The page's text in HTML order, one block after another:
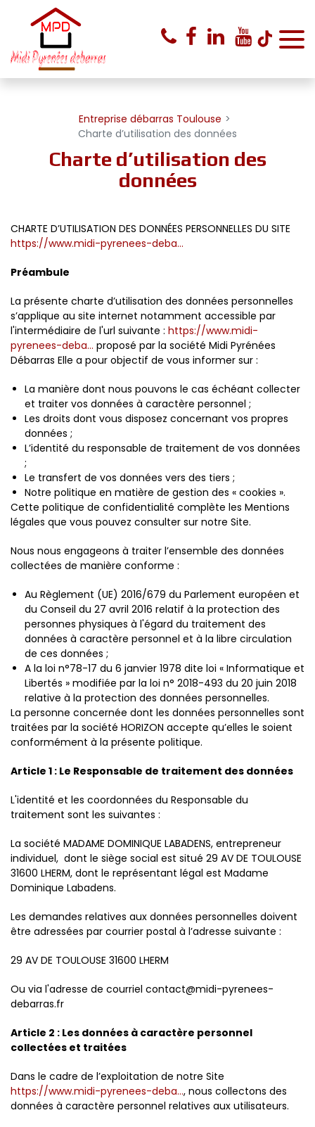
Entreprise débarras Toulouse
Charte d’utilisation des données
Charte d’utilisation des
données
CHARTE D’UTILISATION DES DONNÉES PERSONNELLES DU SITE
https://www.midi-pyrenees-deba...
Préambule
La présente charte d’utilisation des données personnelles
s’applique au site internet notamment accessible par
l'intermédiaire de l'url suivante : https://www.midi-
pyrenees-deba... proposé par la société Midi Pyrénées
Débarras Elle a pour objectif de vous informer sur :
La manière dont nous pouvons le cas échéant collecter
et traiter vos données à caractère personnel ;
Les droits dont vous disposez concernant vos propres
données ;
L’identité du responsable de traitement de vos données
;
Le transfert de vos données vers des tiers ;
Notre politique en matière de gestion des « cookies ».
Cette politique de confidentialité complète les Mentions
légales que vous pouvez consulter sur notre Site.
Nous nous engageons à traiter l’ensemble des données
collectées de manière conforme :
Au Règlement (UE) 2016/679 du Parlement européen et
du Conseil du 27 avril 2016 relatif à la protection des
personnes physiques à l'égard du traitement des
données à caractère personnel et à la libre circulation
de ces données ;
A la loi n°78-17 du 6 janvier 1978 dite loi « Informatique et
Libertés » modifiée par la loi n° 2018-493 du 20 juin 2018
relative à la protection des données personnelles.
La personne concernée dont les données personnelles sont
traitées par la société HORIZON accepte qu’elles le soient
conformément à la présente politique.
Article 1 : Le Responsable de traitement des données
L'identité et les coordonnées du Responsable du
traitement sont les suivantes :
La société MADAME DOMINIQUE LABADENS, entrepreneur
individuel, dont le siège social est situé 29 AV DE TOULOUSE
31600 LHERM, dont le représentant légal est Madame
Dominique Labadens.
Les demandes relatives aux données personnelles doivent
être adressées par courrier postal à l’adresse suivante :
29 AV DE TOULOUSE 31600 LHERM
Ou via l'adresse de courriel contact@midi-pyrenees-
debarras.fr
Article 2 : Les données à caractère personnel
collectées et traitées
Dans le cadre de l’exploitation de notre Site
https://www.midi-pyrenees-deba..., nous collectons des
données à caractère personnel relatives aux utilisateurs.
Panneau de gestion des cookies